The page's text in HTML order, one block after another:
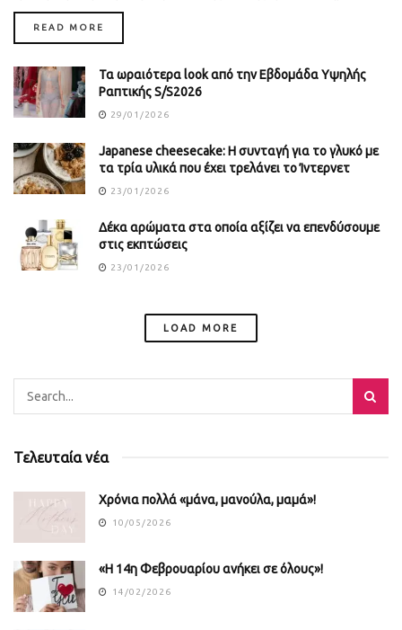
READ MORE
Τα ωραιότερα look από την Εβδομάδα Υψηλής
Ραπτικής S/S2026
29/01/2026
Japanese cheesecake: Η συνταγή για το γλυκό με
τα τρία υλικά που έχει τρελάνει το Ίντερνετ
23/01/2026
Δέκα αρώματα στα οποία αξίζει να επενδύσουμε
στις εκπτώσεις
23/01/2026
LOAD MORE
Τελευταία νέα
Χρόνια πολλά «μάνα, μανούλα, μαμά»!
10/05/2026
«Η 14η Φεβρουαρίου ανήκει σε όλους»!
14/02/2026